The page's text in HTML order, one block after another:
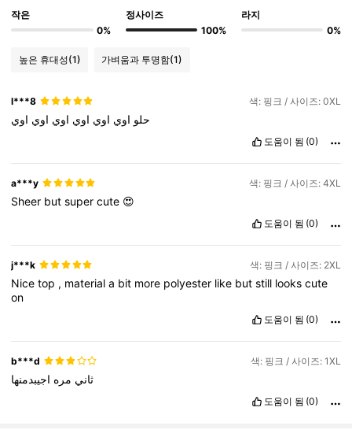
작은
0%
정사이즈
100%
라지
0%
높은 휴대성(1) 가벼움과 투명함(1)
l***8 색: 핑크 / 사이즈: 0XL
حلو اوي اوي اوي اوي اوي اوي
도움이 됨 (0)
a***y 색: 핑크 / 사이즈: 4XL
Sheer butsupercute 😍
도움이 됨 (0)
j***k 색: 핑크 / 사이즈: 2XL
Nicetop , materiala bit more polyester like butstill lookscute
on
도움이 됨 (0)
b***d 색: 핑크 / 사이즈: 1XL
ثاني مره اجيبدمنها
도움이 됨 (0)